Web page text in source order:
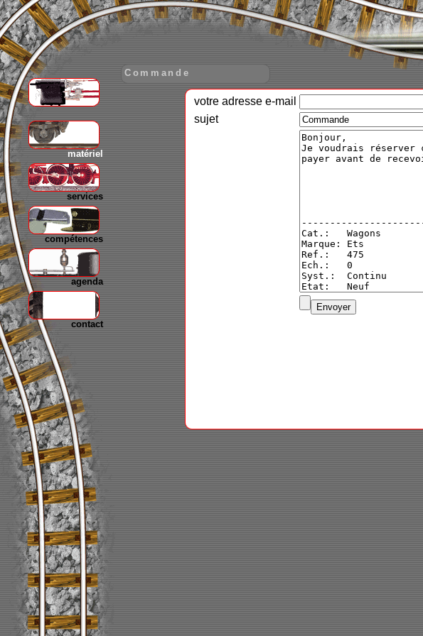
matériel
services
compétences
agenda
contact
Commande
votre adresse e-mail
sujet